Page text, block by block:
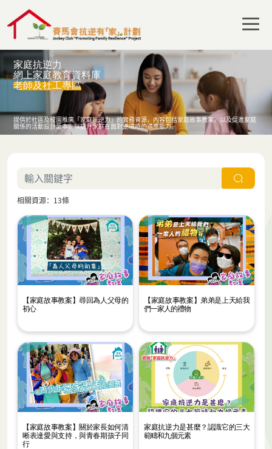
家庭抗逆力
網上家庭教育資料庫
老師及社工專區
提供於社區及校園推廣「家庭抗逆力」的實務資源，內容包括家庭故事教案，以及促進家庭
關係的活動設計藍本，以提升家庭在面對逆境時的適應能力。
相關資源：13條
【家庭故事教案】尋回為人父母的
初心
【家庭故事教案】弟弟是上天給我
們一家人的禮物
【家庭故事教案】關於家長如何清
晰表達愛與支持，與青春期孩子同
行
家庭抗逆力是甚麼？認識它的三大
範疇和九個元素